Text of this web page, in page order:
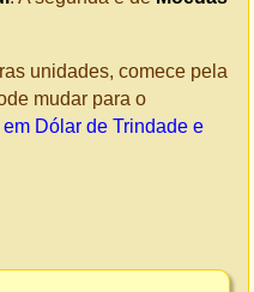
unidades, comece pela
mudar para o
Dólar de Trindade e